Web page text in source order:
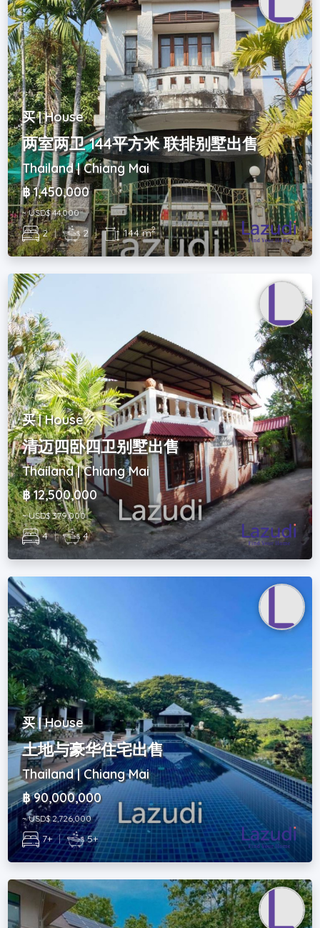
买 | House
两室两卫 144平方米 联排别墅出售
Thailand | Chiang Mai
฿ 1,450,000
~ USD$ 44,000
2 | 2 | 144 m2
买 | House
清迈四卧四卫别墅出售
Thailand | Chiang Mai
฿ 12,500,000
~ USD$ 379,000
4 | 4
买 | House
土地与豪华住宅出售
Thailand | Chiang Mai
฿ 90,000,000
~ USD$ 2,726,000
7+ | 5+